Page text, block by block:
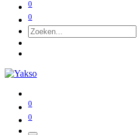
0
0
0
0